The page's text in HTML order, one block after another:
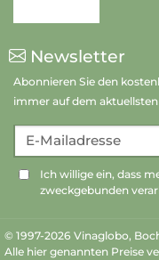
Newsletter
Abonnieren Sie den
immer auf dem aktuellsten
E-Mailadresse
Ich willige ein, dass
zweckgebunden
© 1997-2026 Vinaglobo,
Alle hier genannten Preise